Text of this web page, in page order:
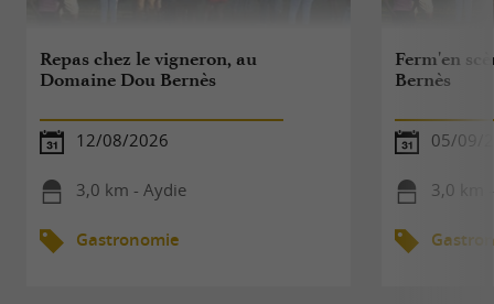
Repas chez le vigneron, au
Domaine Dou Bernès
12/08/2026
3,0 km - Aydie
Gastronomie
Ferm'en
Bernès
05/09/
3,0 km